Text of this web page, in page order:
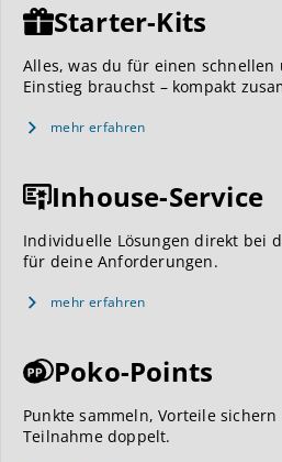
Starter-Kits
Alles, was du für einen
Einstieg brauchst – kompakt
mehr erfahren
Inhouse-Service
Individuelle Lösungen direkt bei
für deine Anforderungen.
mehr erfahren
Poko-Points
Punkte sammeln, Vorteile
Teilnahme doppelt.